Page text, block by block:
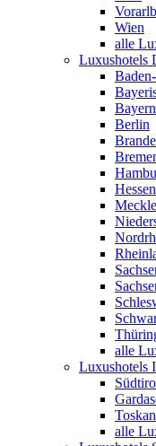
Wien
alle
Luxushotels
Bayern
Berlin
Hessen
alle
Luxushotels
alle